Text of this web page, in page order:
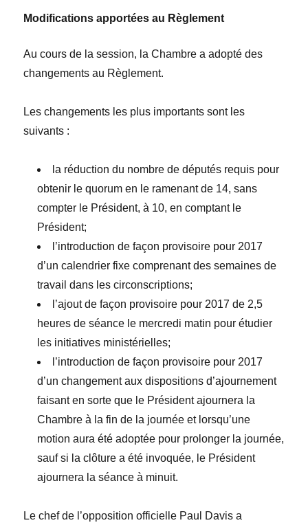
Modifications apportées au Règlement
Au cours de la session, la Chambre a adopté des
changements au Règlement.
Les changements les plus importants sont les
suivants :
la réduction du nombre de députés requis pour
obtenir le quorum en le ramenant de 14, sans
compter le Président, à 10, en comptant le
Président;
l’introduction de façon provisoire pour 2017
d’un calendrier fixe comprenant des semaines de
travail dans les circonscriptions;
l’ajout de façon provisoire pour 2017 de 2,5
heures de séance le mercredi matin pour étudier
les initiatives ministérielles;
l’introduction de façon provisoire pour 2017
d’un changement aux dispositions d’ajournement
faisant en sorte que le Président ajournera la
Chambre à la fin de la journée et lorsqu’une
motion aura été adoptée pour prolonger la journée,
sauf si la clôture a été invoquée, le Président
ajournera la séance à minuit.
Le chef de l’opposition officielle Paul Davis a